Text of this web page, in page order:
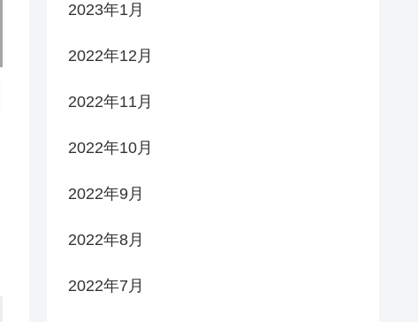
2023年1月
2022年12月
2022年11月
2022年10月
2022年9月
2022年8月
2022年7月